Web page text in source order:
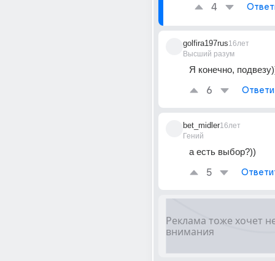
4
golfira197rus
Высший разум
16лет
Я конечно,
6
bet_midler
Гений
16лет
а есть выбор?))
5